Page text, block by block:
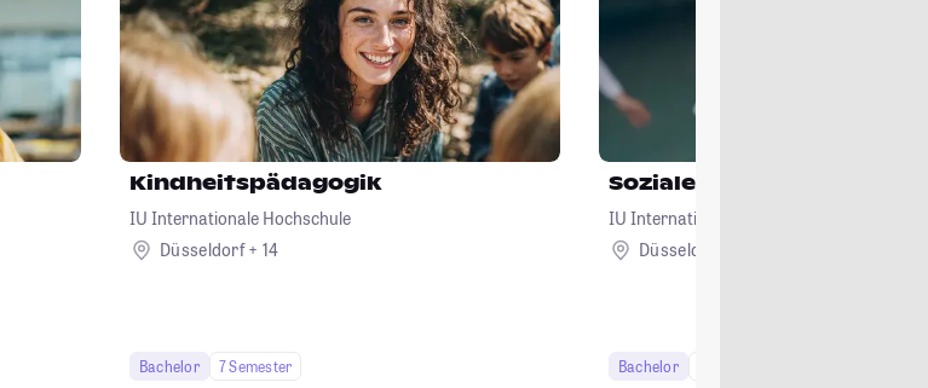
Kindheitspädagogik
IU Internationale Hochschule
Düsseldorf + 14
Bachelor
7 Semester
Soziale Arbeit
IU Internationale Hochschule
Düsseldorf + 23
Bachelor